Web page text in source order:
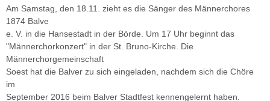
Am Samstag, den 18.11. zieht es die Sänger des Männerchores
1874 Balve
e. V. in die Hansestadt in der Börde. Um 17 Uhr beginnt das
"Männerchorkonzert" in der St. Bruno-Kirche. Die
Männerchorgemeinschaft
Soest hat die Balver zu sich eingeladen, nachdem sich die Chöre
im
September 2016 beim Balver Stadtfest kennengelernt haben.